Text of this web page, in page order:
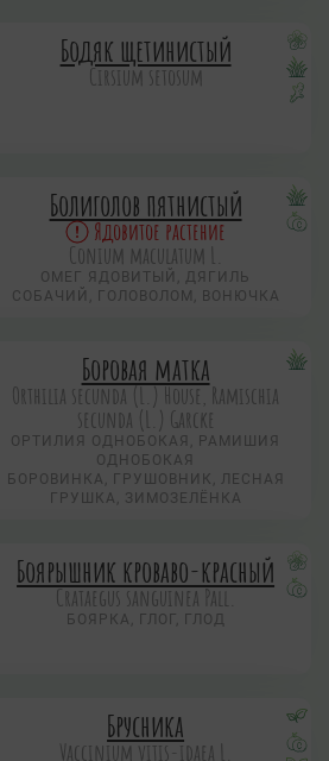
Бодяк щетинистый
Cirsium setosum
Болиголов пятнистый
Ядовитое растение
Conium maculatum L.
ОМЕГ ЯДОВИТЫЙ, ДЯГИЛЬ
СОБАЧИЙ, ГОЛОВОЛОМ, ВОНЮЧКА
Боровая матка
Orthilia secunda (L.) House, Ramischia
secunda (L.) Garсke
ОРТИЛИЯ ОДНОБОКАЯ, РАМИШИЯ
ОДНОБОКАЯ
БОРОВИНКА, ГРУШОВНИК, ЛЕСНАЯ
ГРУШКА, ЗИМОЗЕЛЁНКА
Боярышник кроваво-красный
Crataegus sanguinea Pall.
БОЯРКА, ГЛОГ, ГЛОД
Брусника
Vaccinium vitis-idaea L.